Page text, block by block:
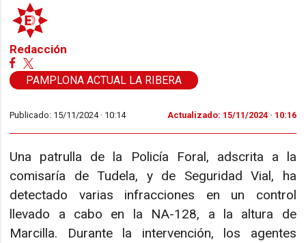
Redacción
PAMPLONA ACTUAL LA RIBERA
Publicado: 15/11/2024 · 10:14 Actualizado: 15/11/2024 · 10:16
Una patrulla de la Policía Foral, adscrita a la
comisaría de Tudela, y de Seguridad Vial, ha
detectado varias infracciones en un control
llevado a cabo en la NA-128, a la altura de
Marcilla. Durante la intervención, los agentes